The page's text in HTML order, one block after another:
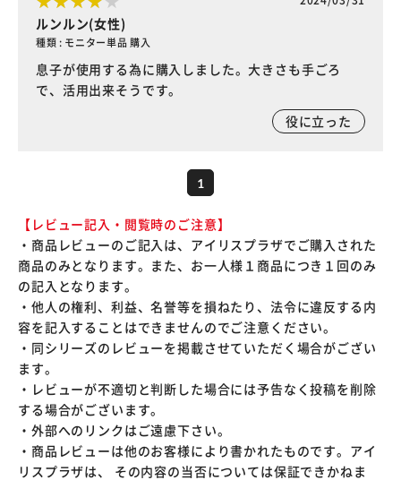
ルンルン(女性)
種類 : モニター単品 購入
息子が使用する為に購入しました。大きさも手ごろ
で、活用出来そうです。
役に立った
1
【レビュー記入・閲覧時のご注意】
・商品レビューのご記入は、アイリスプラザでご購入された
商品のみとなります。また、お一人様１商品につき１回のみ
の記入となります。
・他人の権利、利益、名誉等を損ねたり、法令に違反する内
容を記入することはできませんのでご注意ください。
・同シリーズのレビューを掲載させていただく場合がござい
ます。
・レビューが不適切と判断した場合には予告なく投稿を削除
する場合がございます。
・外部へのリンクはご遠慮下さい。
・商品レビューは他のお客様により書かれたものです。アイ
リスプラザは、 その内容の当否については保証できかねま